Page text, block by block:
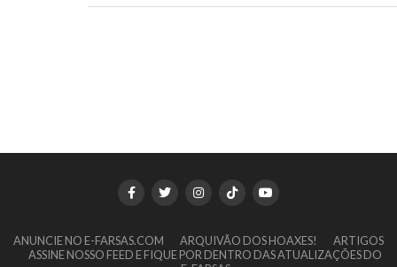
ANUNCIE NO E-FARSAS.COM ARQUIVÃO DOS HOAXES!
ARTIGOS
ASSINE NOSSO FEED E FIQUE POR DENTRO DAS ATUALIZAÇÕES DO